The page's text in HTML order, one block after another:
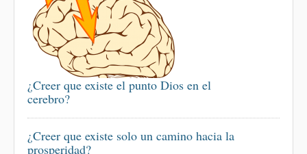
¿Creer que existe el punto Dios en el
cerebro?
¿Creer que existe solo un camino hacia la
prosperidad?